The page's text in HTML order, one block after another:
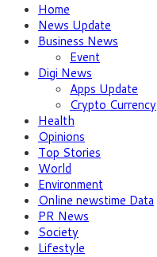
Home
News Update
Business News
Event
Digi News
Apps Update
Crypto Currency
Health
Opinions
Top Stories
World
Environment
Online newstime Data
PR News
Society
Lifestyle